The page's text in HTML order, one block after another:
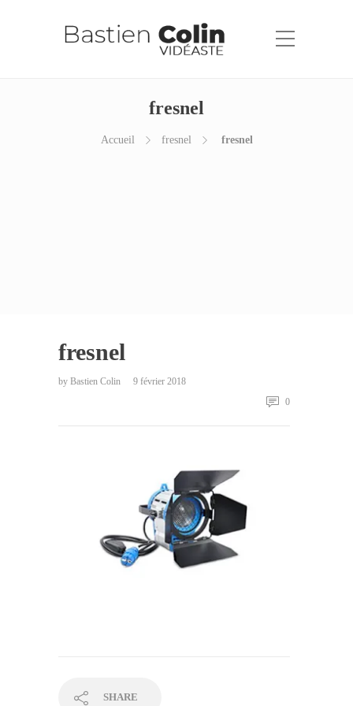
fresnel
Accueil fresnel fresnel
fresnel
by Bastien Colin
9 février 2018
0
SHARE